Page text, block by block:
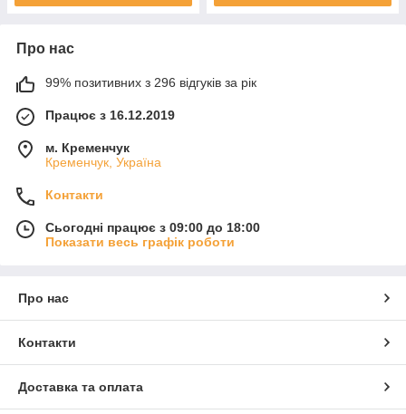
Про нас
99% позитивних з 296 відгуків за рік
Працює з 16.12.2019
м. Кременчук
Кременчук, Україна
Контакти
Сьогодні працює з 09:00 до 18:00
Показати весь графік роботи
Про нас
Контакти
Доставка та оплата